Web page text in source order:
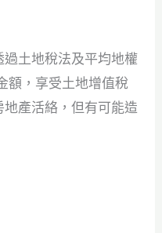
土地稅法及平均地權
額，享受土地增值稅
地產活絡，但有可能造